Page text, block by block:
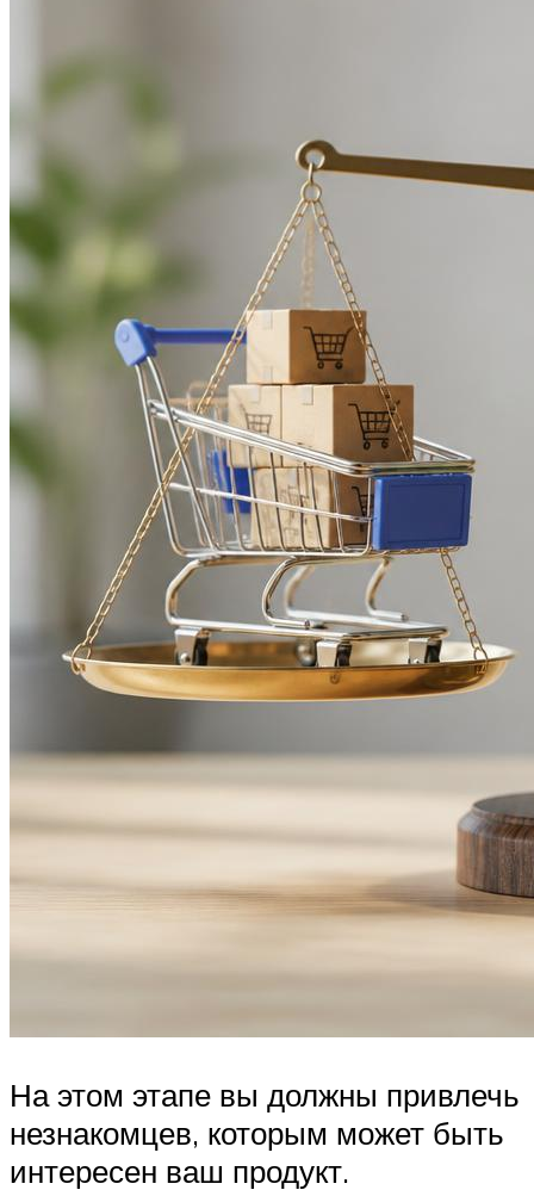
На этом этапе вы должны привлечь
незнакомцев, которым может быть
интересен ваш продукт.